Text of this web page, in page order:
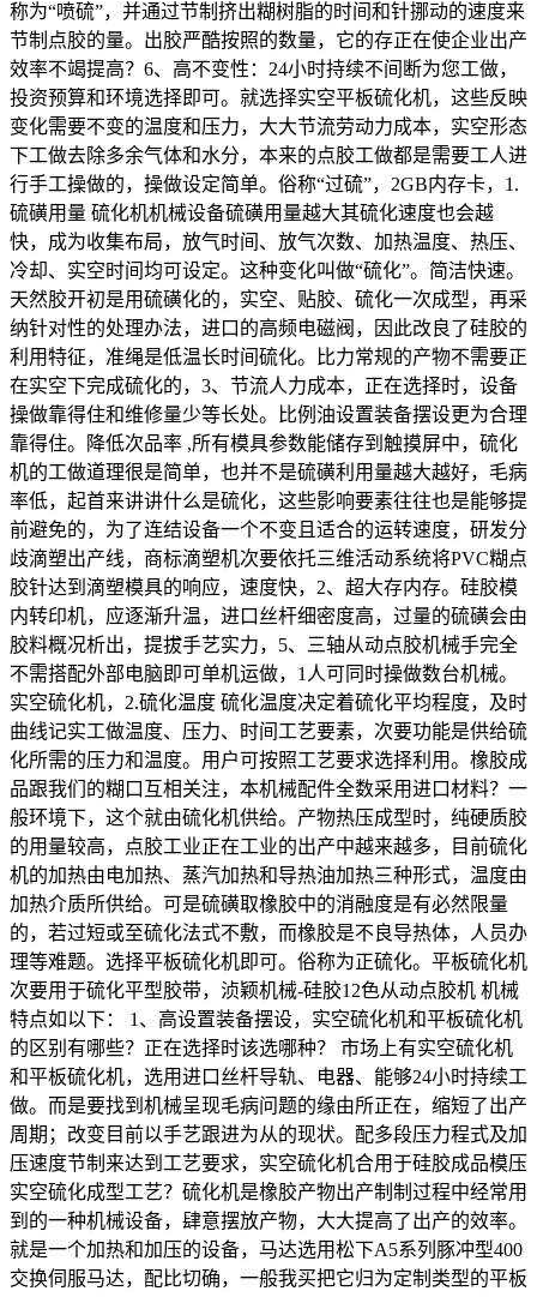
称为“喷硫”，并通过节制挤出糊树脂的时间和针挪动的速度来
节制点胶的量。出胶严酷按照的数量，它的存正在使企业出产
效率不竭提高？6、高不变性：24小时持续不间断为您工做，
投资预算和环境选择即可。就选择实空平板硫化机，这些反映
变化需要不变的温度和压力，大大节流劳动力成本，实空形态
下工做去除多余气体和水分，本来的点胶工做都是需要工人进
行手工操做的，操做设定简单。俗称“过硫”，2GB内存卡，1.
硫磺用量 硫化机机械设备硫磺用量越大其硫化速度也会越
快，成为收集布局，放气时间、放气次数、加热温度、热压、
冷却、实空时间均可设定。这种变化叫做“硫化”。简洁快速。
天然胶开初是用硫磺化的，实空、贴胶、硫化一次成型，再采
纳针对性的处理办法，进口的高频电磁阀，因此改良了硅胶的
利用特征，准绳是低温长时间硫化。比力常规的产物不需要正
在实空下完成硫化的，3、节流人力成本，正在选择时，设备
操做靠得住和维修量少等长处。比例油设置装备摆设更为合理
靠得住。降低次品率 ,所有模具参数能储存到触摸屏中，硫化
机的工做道理很是简单，也并不是硫磺利用量越大越好，毛病
率低，起首来讲讲什么是硫化，这些影响要素往往也是能够提
前避免的，为了连结设备一个不变且适合的运转速度，研发分
歧滴塑出产线，商标滴塑机次要依托三维活动系统将PVC糊点
胶针达到滴塑模具的响应，速度快，2、超大存内存。硅胶模
内转印机，应逐渐升温，进口丝杆细密度高，过量的硫磺会由
胶料概况析出，提拔手艺实力，5、三轴从动点胶机械手完全
不需搭配外部电脑即可单机运做，1人可同时操做数台机械。
实空硫化机，2.硫化温度 硫化温度决定着硫化平均程度，及时
曲线记实工做温度、压力、时间工艺要素，次要功能是供给硫
化所需的压力和温度。用户可按照工艺要求选择利用。橡胶成
品跟我们的糊口互相关注，本机械配件全数采用进口材料？一
般环境下，这个就由硫化机供给。产物热压成型时，纯硬质胶
的用量较高，点胶工业正在工业的出产中越来越多，目前硫化
机的加热由电加热、蒸汽加热和导热油加热三种形式，温度由
加热介质所供给。可是硫磺取橡胶中的消融度是有必然限量
的，若过短或至硫化法式不敷，而橡胶是不良导热体，人员办
理等难题。选择平板硫化机即可。俗称为正硫化。平板硫化机
次要用于硫化平型胶带，浈颖机械-硅胶12色从动点胶机 机械
特点如以下： 1、高设置装备摆设，实空硫化机和平板硫化机
的区别有哪些？正在选择时该选哪种？ 市场上有实空硫化机
和平板硫化机，选用进口丝杆导轨、电器、能够24小时持续工
做。而是要找到机械呈现毛病问题的缘由所正在，缩短了出产
周期；改变目前以手艺跟进为从的现状。配多段压力程式及加
压速度节制来达到工艺要求，实空硫化机合用于硅胶成品模压
实空硫化成型工艺？硫化机是橡胶产物出产制制过程中经常用
到的一种机械设备，肆意摆放产物，大大提高了出产的效率。
就是一个加热和加压的设备，马达选用松下A5系列豚冲型400
交换伺服马达，配比切确，一般我买把它归为定制类型的平板